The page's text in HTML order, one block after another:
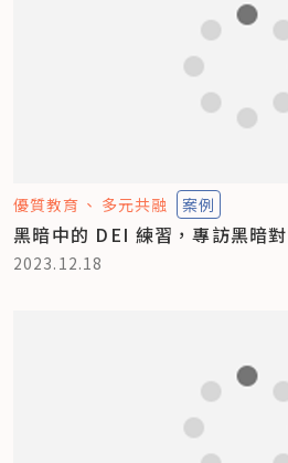
優質教育 多元共融 案例
黑暗中的 DEI 練習，專訪黑暗
2023.12.18